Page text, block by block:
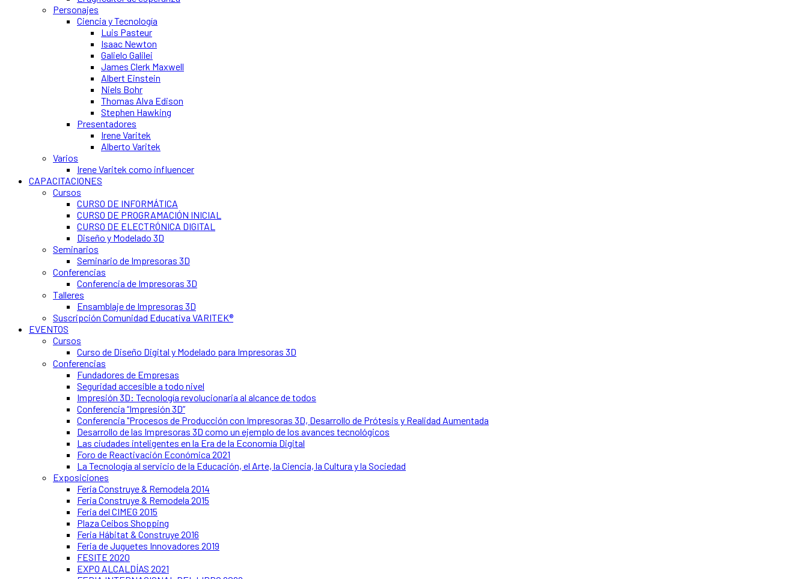
Personajes
Ciencia y Tecnología
Luis Pasteur
Isaac Newton
Galielo Galilei
James Clerk Maxwell
Albert Einstein
Niels Bohr
Thomas Alva Edison
Stephen Hawking
Presentadores
Irene Varitek
Alberto Varitek
Varios
Irene Varitek como influencer
CAPACITACIONES
Cursos
CURSO DE INFORMÁTICA
CURSO DE PROGRAMACIÓN INICIAL
CURSO DE ELECTRÓNICA DIGITAL
Diseño y Modelado 3D
Seminarios
Seminario de Impresoras 3D
Conferencias
Conferencia de Impresoras 3D
Talleres
Ensamblaje de Impresoras 3D
Suscripción Comunidad Educativa VARITEK®
EVENTOS
Cursos
Curso de Diseño Digital y Modelado para Impresoras 3D
Conferencias
Fundadores de Empresas
Seguridad accesible a todo nivel
Impresión 3D: Tecnología revolucionaria al alcance de todos
Conferencia “Impresión 3D”
Conferencia "Procesos de Producción con Impresoras 3D, Desarrollo de Prótesis y Realidad Aumentada
Desarrollo de las Impresoras 3D como un ejemplo de los avances tecnológicos
Las ciudades inteligentes en la Era de la Economía Digital
Foro de Reactivación Económica 2021
La Tecnología al servicio de la Educación, el Arte, la Ciencia, la Cultura y la Sociedad
Exposiciones
Feria Construye & Remodela 2014
Feria Construye & Remodela 2015
Feria del CIMEG 2015
Plaza Ceibos Shopping
Feria Hábitat & Construye 2016
Feria de Juguetes Innovadores 2019
FESITE 2020
EXPO ALCALDÍAS 2021